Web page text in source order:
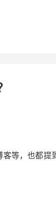
等，也都提